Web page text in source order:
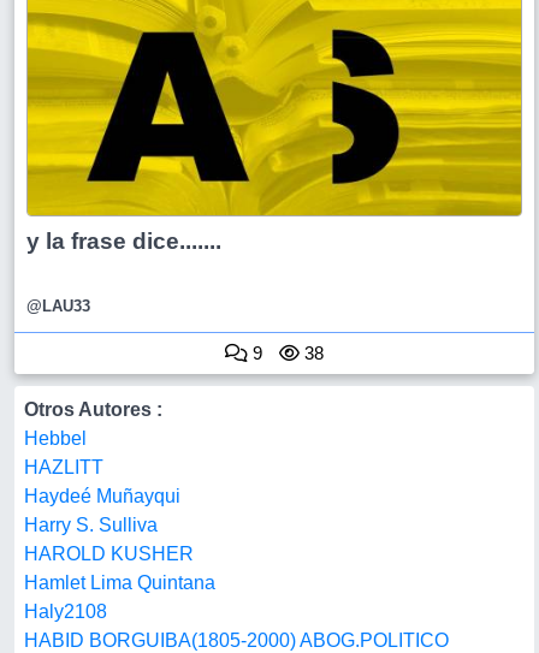
y la frase dice.......
@LAU33
9 38
Otros Autores :
Hebbel
HAZLITT
Haydeé Muñayqui
Harry S. Sulliva
HAROLD KUSHER
Hamlet Lima Quintana
Haly2108
HABID BORGUIBA(1805-2000) ABOG.POLITICO